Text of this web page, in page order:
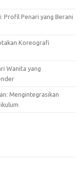
Profil Penari yang Berani
Koreografi
Wanita yang
Mengintegrasikan